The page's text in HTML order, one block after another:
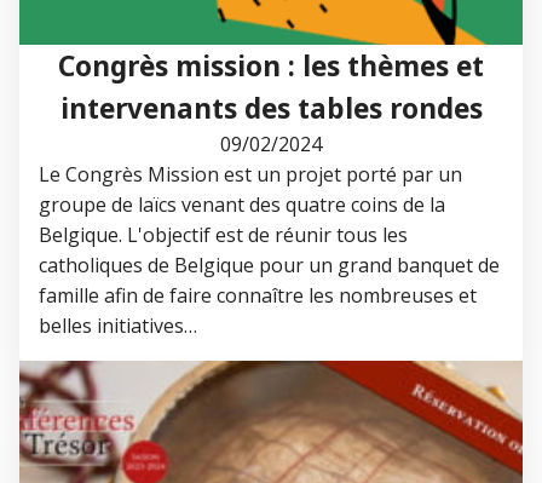
Congrès mission : les thèmes et
intervenants des tables rondes
09/02/2024
Le Congrès Mission est un projet porté par un
groupe de laïcs venant des quatre coins de la
Belgique. L'objectif est de réunir tous les
catholiques de Belgique pour un grand banquet de
famille afin de faire connaître les nombreuses et
belles initiatives…